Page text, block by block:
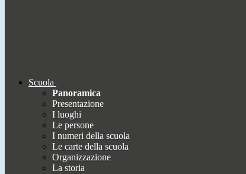
Scuola
Panoramica
Presentazione
I luoghi
Le persone
I numeri della scuola
Le carte della scuola
Organizzazione
La storia